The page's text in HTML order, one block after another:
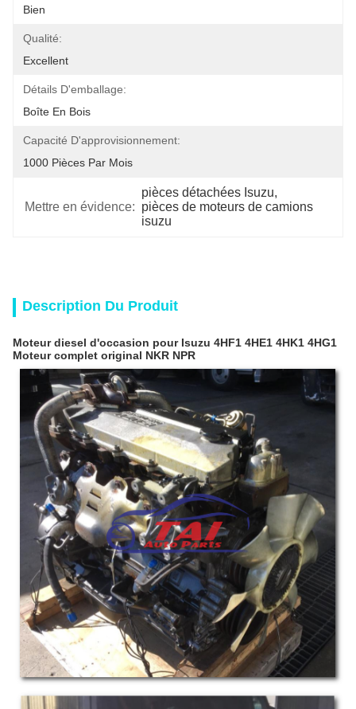
Bien
Qualité:
Excellent
Détails D'emballage:
Boîte En Bois
Capacité D'approvisionnement:
1000 Pièces Par Mois
Mettre en évidence:
pièces détachées Isuzu,
pièces de moteurs de camions
isuzu
Description Du Produit
Moteur diesel d'occasion pour Isuzu 4HF1 4HE1 4HK1 4HG1
Moteur complet original NKR NPR